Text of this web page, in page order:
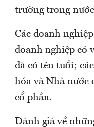
trường trong
Các doanh
doanh nghiệp có
đã có tên tuổi;
hóa và Nhà nước
cổ phần.
Đánh giá về